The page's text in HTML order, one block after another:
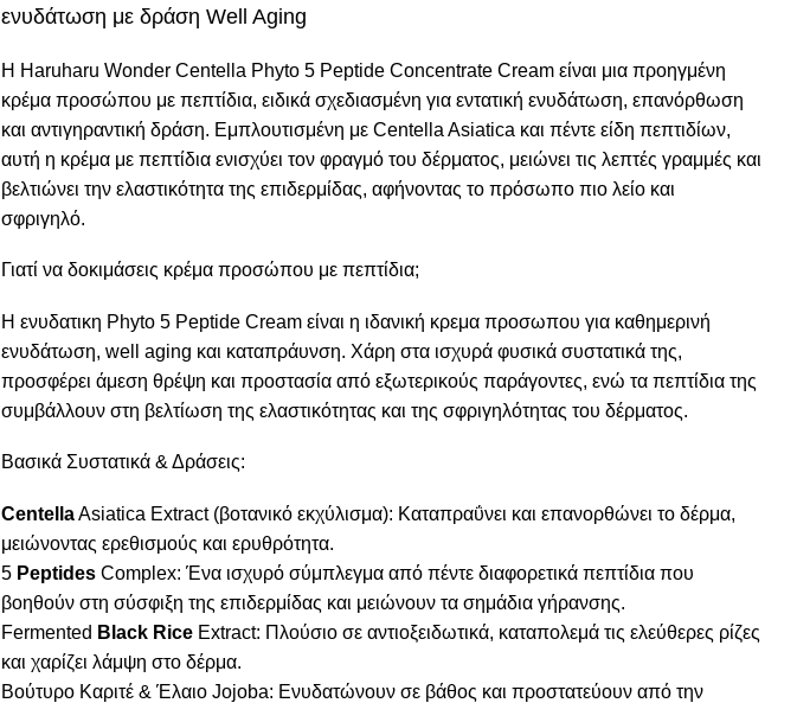
ενυδάτωση με δράση Well Aging
Η Haruharu Wonder Centella Phyto 5 Peptide Concentrate Cream είναι μια προηγμένη
κρέμα προσώπου με πεπτίδια, ειδικά σχεδιασμένη για εντατική ενυδάτωση, επανόρθωση
και αντιγηραντική δράση. Εμπλουτισμένη με Centella Asiatica και πέντε είδη πεπτιδίων,
αυτή η κρέμα με πεπτίδια ενισχύει τον φραγμό του δέρματος, μειώνει τις λεπτές γραμμές και
βελτιώνει την ελαστικότητα της επιδερμίδας, αφήνοντας το πρόσωπο πιο λείο και
σφριγηλό.
Γιατί να δοκιμάσεις κρέμα προσώπου με πεπτίδια;
Η ενυδατικη Phyto 5 Peptide Cream είναι η ιδανική κρεμα προσωπου για καθημερινή
ενυδάτωση, well aging και καταπράυνση. Χάρη στα ισχυρά φυσικά συστατικά της,
προσφέρει άμεση θρέψη και προστασία από εξωτερικούς παράγοντες, ενώ τα πεπτίδια της
συμβάλλουν στη βελτίωση της ελαστικότητας και της σφριγηλότητας του δέρματος.
Βασικά Συστατικά & Δράσεις:
CentellaAsiatica Extract (βοτανικό εκχύλισμα): Καταπραΰνει και επανορθώνει το δέρμα,
μειώνοντας ερεθισμούς και ερυθρότητα.
5 Peptides Complex: Ένα ισχυρό σύμπλεγμα από πέντε διαφορετικά πεπτίδια που
βοηθούν στη σύσφιξη της επιδερμίδας και μειώνουν τα σημάδια γήρανσης.
Fermented Black Rice Extract: Πλούσιο σε αντιοξειδωτικά, καταπολεμά τις ελεύθερες ρίζες
και χαρίζει λάμψη στο δέρμα.
Βούτυρο Καριτέ & Έλαιο Jojoba: Ενυδατώνουν σε βάθος και προστατεύουν από την